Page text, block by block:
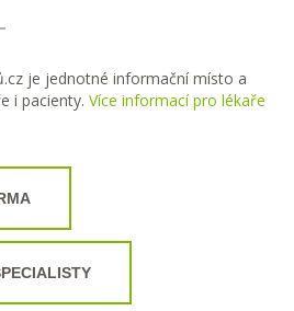
je jednotné informační místo a
i pacienty. Více informací pro lékaře